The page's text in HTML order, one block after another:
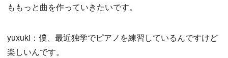
ももっと曲を作っていきたいです。
yuxuki：僕、最近独学でピアノを練習しているんですけど
楽しいんです。